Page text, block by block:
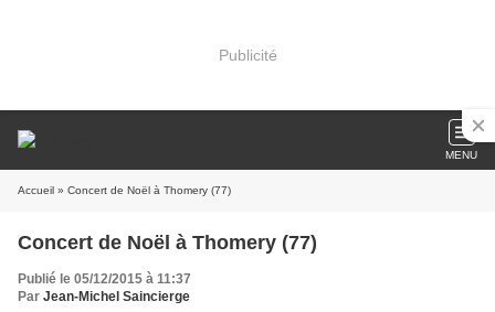
Publicité
MENU
Accueil » Concert de Noël à Thomery (77)
Concert de Noël à Thomery (77)
Publié le 05/12/2015 à 11:37
Par Jean-Michel Saincierge